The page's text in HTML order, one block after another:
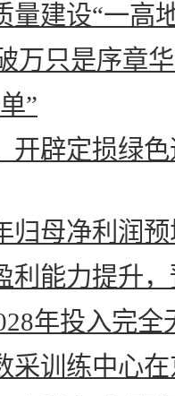
量建设“一高
万只是序章
”
开辟定损绿
归母净利润预
利能力提升
年投入完全
采训练中心